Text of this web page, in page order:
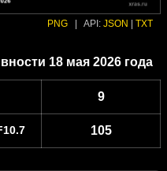
PNG API: JSON TXT
18 мая 2026 года
9
105